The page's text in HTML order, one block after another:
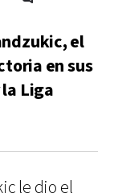
el
en sus
Liga
le dio el